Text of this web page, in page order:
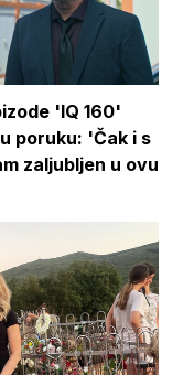
'IQ 160'
poruku: 'Čak i s
zaljubljen u ovu